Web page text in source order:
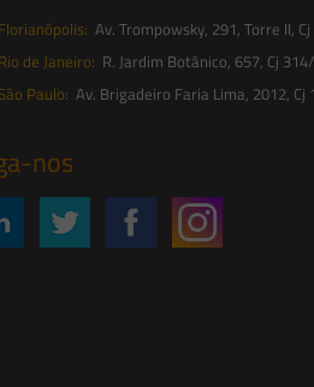
Florianópolis: Av. Trompowsky, 291, Torre II,
Rio de Janeiro: R. Jardim Botânico, 657, Cj
São Paulo: Av. Brigadeiro Faria Lima, 2012,
nos